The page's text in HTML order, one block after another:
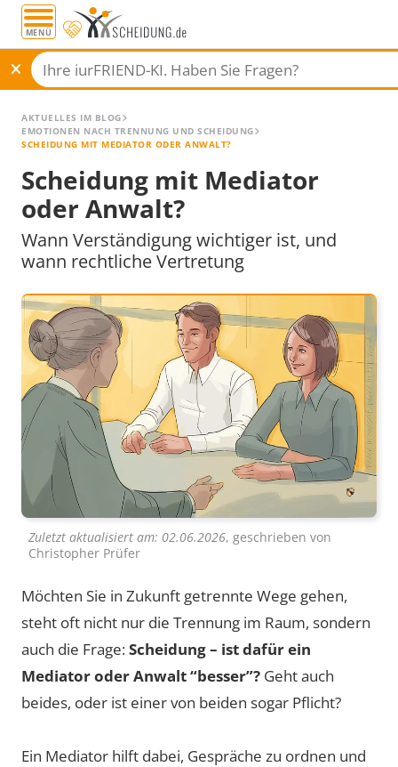
MENÜ
AKTUELLES IM BLOG
EMOTIONEN NACH TRENNUNG UND SCHEIDUNG
SCHEIDUNG MIT MEDIATOR ODER ANWALT?
Scheidung mit Mediator
oder Anwalt?
Wann Verständigung wichtiger ist, und
wann rechtliche Vertretung
Zuletzt aktualisiert am: 02.06.2026, geschrieben von
Christopher Prüfer
Möchten Sie in Zukunft getrennte Wege gehen,
steht oft nicht nur die Trennung im Raum, sondern
auch die Frage:Scheidung – ist dafür ein
Mediator oder Anwalt “besser”? Geht auch
beides, oder ist einer von beiden sogar Pflicht?
Ein Mediator hilft dabei, Gespräche zu ordnen und